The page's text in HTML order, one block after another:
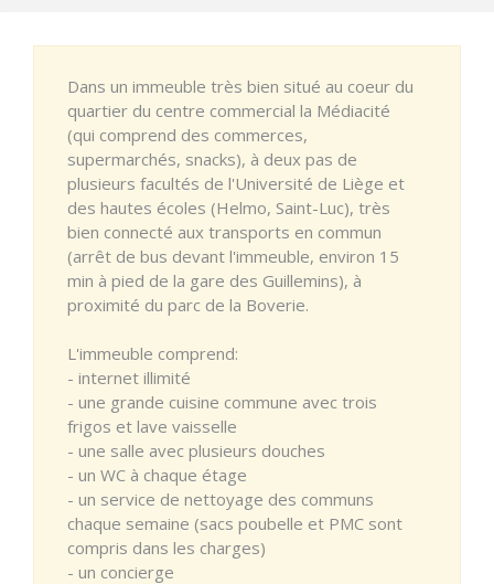
Dans un immeuble très bien situé au coeur du
quartier du centre commercial la Médiacité
(qui comprend des commerces,
supermarchés, snacks), à deux pas de
plusieurs facultés de l'Université de Liège et
des hautes écoles (Helmo, Saint-Luc), très
bien connecté aux transports en commun
(arrêt de bus devant l'immeuble, environ 15
min à pied de la gare des Guillemins), à
proximité du parc de la Boverie.
L'immeuble comprend:
- internet illimité
- une grande cuisine commune avec trois
frigos et lave vaisselle
- une salle avec plusieurs douches
- un WC à chaque étage
- un service de nettoyage des communs
chaque semaine (sacs poubelle et PMC sont
compris dans les charges)
- un concierge